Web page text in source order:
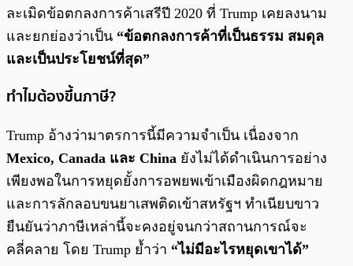
ละเมิดข้อตกลงการค้าเสรีปี 2020 ที่ Trump เคยลงนาม
และยกย่องว่าเป็น “ข้อตกลงการค้าที่เป็นธรรม สมดุล
และเป็นประโยชน์ที่สุด”
ทำไมต้องขึ้นภาษี?
Trump อ้างว่ามาตรการนี้มีความจำเป็น เนื่องจาก
Mexico, Canada และ China ยังไม่ได้ดำเนินการอย่าง
เพียงพอในการหยุดยั้งการอพยพเข้าเมืองผิดกฎหมาย
และการลักลอบขนยาเสพติดเข้าสหรัฐฯ ทำเนียบขาว
ยืนยันว่าภาษีเหล่านี้จะคงอยู่จนกว่าสถานการณ์จะ
คลี่คลาย โดย Trump ย้ำว่า “ไม่มีอะไรหยุดเขาได้”